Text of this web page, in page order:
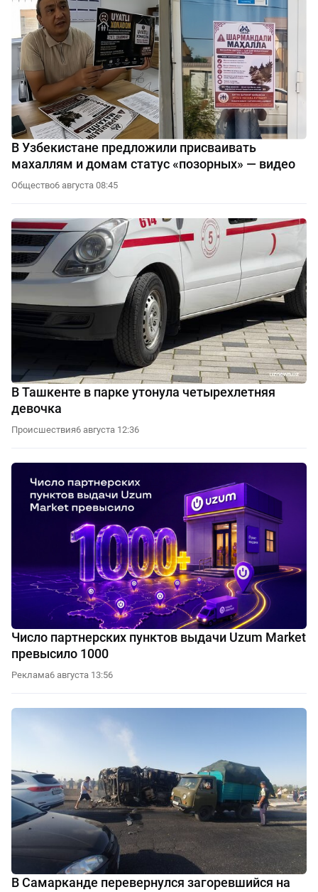
В Узбекистане предложили присваивать
махаллям и домам статус «позорных» — видео
Общество6 августа 08:45
В Ташкенте в парке утонула четырехлетняя
девочка
Происшествия6 августа 12:36
Число партнерских пунктов выдачи Uzum Market
превысило 1000
Реклама6 августа 13:56
В Самарканде перевернулся загоревшийся на